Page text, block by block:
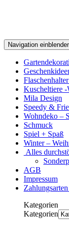
Navigation
Kuscheltiere -
Mila Design
Speedy &
Wohndeko –
Schmuck
Spiel + Spaß
Winter –
Alles
AGB
Impressum
Kategorien
Kategorien